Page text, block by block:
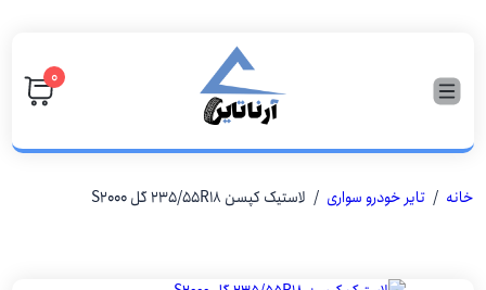
۰
خانه /تایر خودرو سواری / لاستیک کپسن 235/55R18 گل S2000